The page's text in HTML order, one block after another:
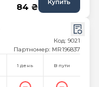
84 ₴ Купить
Код: 9021
Партномер: MR196837
1 день В пути